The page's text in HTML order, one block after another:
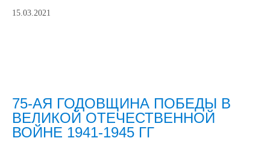
15.03.2021
75-АЯ ГОДОВЩИНА ПОБЕДЫ В
ВЕЛИКОЙ ОТЕЧЕСТВЕННОЙ
ВОЙНЕ 1941-1945 ГГ